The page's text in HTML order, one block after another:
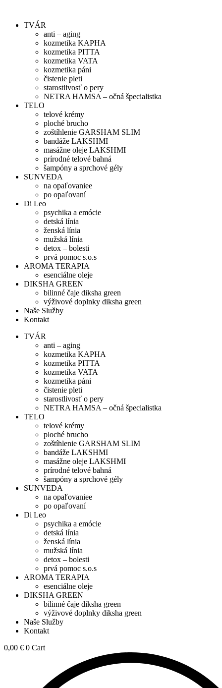
obsah
TVÁR
anti – aging
kozmetika KAPHA
kozmetika PITTA
kozmetika VATA
kozmetika páni
čistenie pleti
starostlivosť o pery
NETRA HAMSA – očná špecialistka
TELO
telové krémy
ploché brucho
zoštíhlenie GARSHAM SLIM
bandáže LAKSHMI
masážne oleje LAKSHMI
prírodné telové bahná
šampóny a sprchové gély
SUNVEDA
na opaľovaniee
po opaľovaní
Di Leo
psychika a emócie
detská línia
ženská línia
mužská línia
detox – bolesti
prvá pomoc s.o.s
AROMA TERAPIA
esenciálne oleje
DIKSHA GREEN
bilinné čaje diksha green
výživové doplnky diksha green
Naše Služby
Kontakt
TVÁR
anti – aging
kozmetika KAPHA
kozmetika PITTA
kozmetika VATA
kozmetika páni
čistenie pleti
starostlivosť o pery
NETRA HAMSA – očná špecialistka
TELO
telové krémy
ploché brucho
zoštíhlenie GARSHAM SLIM
bandáže LAKSHMI
masážne oleje LAKSHMI
prírodné telové bahná
šampóny a sprchové gély
SUNVEDA
na opaľovaniee
po opaľovaní
Di Leo
psychika a emócie
detská línia
ženská línia
mužská línia
detox – bolesti
prvá pomoc s.o.s
AROMA TERAPIA
esenciálne oleje
DIKSHA GREEN
bilinné čaje diksha green
výživové doplnky diksha green
Naše Služby
Kontakt
0,00 € 0 Cart